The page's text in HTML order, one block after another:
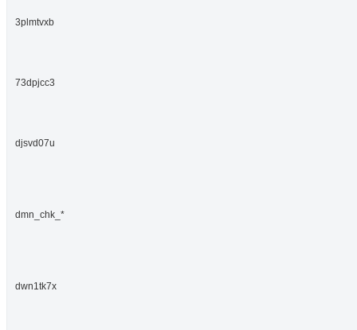
3plmtvxb
73dpjcc3
djsvd07u
dmn_chk_*
dwn1tk7x